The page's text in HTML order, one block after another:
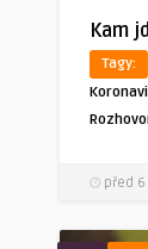
Kam
Tagy:
před 6